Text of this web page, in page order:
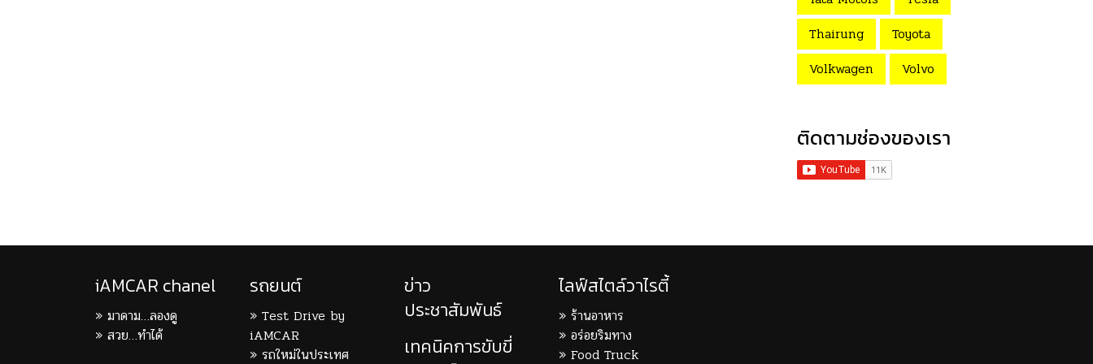
Thairung
Toyota
Volkwagen
Volvo
ติดตามช่องของเรา
iAMCAR chanel
มาดาม…ลองดู
สวย…ทำได้
รถยนต์
Test Drive by
iAMCAR
รถใหม่ในประเทศ
ข่าว
ประชาสัมพันธ์
เทคนิคการขับขี่
ไลฟ์สไตล์วาไรตี้
ร้านอาหาร
อร่อยริมทาง
Food Truck